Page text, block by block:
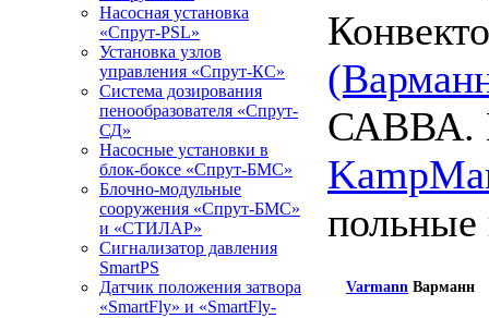
Насосная установка
«Спрут-PSL»
Установка узлов
управления «Спрут-КС»
Система дозирования
пенообразователя «Спрут-
СД»
Насосные установки в
блок-боксе «Спрут-БМС»
Блочно-модульные
сооружения «Спрут-БМС»
и «СТИЛАР»
Сигнализатор давления
SmartPS
Датчик положения затвора
«SmartFly» и «SmartFly-
САВВА.
Varmann Варманн